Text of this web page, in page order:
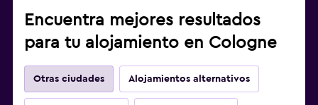
Encuentra mejores resultados
para tu alojamiento en Cologne
Otras ciudades Alojamientos alternativos